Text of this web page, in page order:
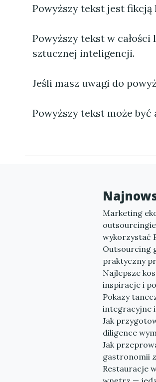
Powyższy tekst jest fikcją
Powyższy tekst w
sztucznej inteligencji.
Jeśli masz uwagi do
Powyższy tekst może być
Marketing
wykorzystać
Outsourcing
praktyczny
Najlepsze
inspiracje i
Pokazy
integracyjne
Jak
diligence
Jak
gastronomii
Restauracje